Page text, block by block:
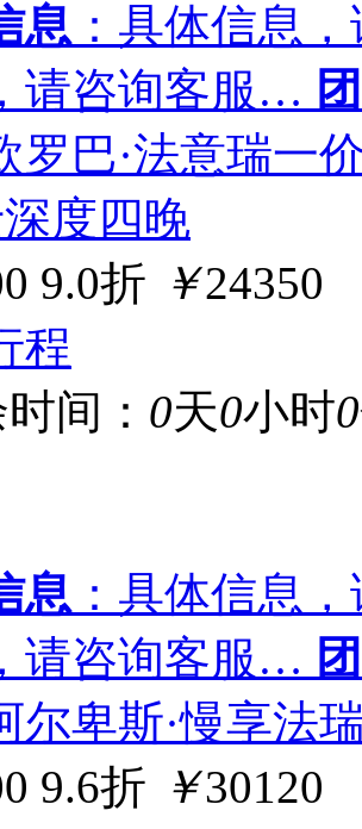
息 ：具体信息
请咨询客服…
罗巴·法意瑞一
度四晚
9.0折 ￥24350
程
间： 0天0小时0
息 ：具体信息
请咨询客服…
尔卑斯·慢享法
9.6折 ￥30120